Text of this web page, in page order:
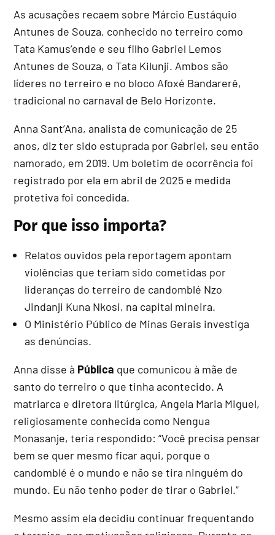
As acusações recaem sobre Márcio Eustáquio
Antunes de Souza, conhecido no terreiro como
Tata Kamus’ende e seu filho Gabriel Lemos
Antunes de Souza, o Tata Kilunji. Ambos são
líderes no terreiro e no bloco Afoxé Bandarerê,
tradicional no carnaval de Belo Horizonte.
Anna Sant’Ana, analista de comunicação de 25
anos, diz ter sido estuprada por Gabriel, seu então
namorado, em 2019. Um boletim de ocorrência foi
registrado por ela em abril de 2025 e medida
protetiva foi concedida.
Por que isso importa?
Relatos ouvidos pela reportagem apontam
violências que teriam sido cometidas por
lideranças do terreiro de candomblé Nzo
Jindanji Kuna Nkosi, na capital mineira.
O Ministério Público de Minas Gerais investiga
as denúncias.
Anna disse à Pública que comunicou à mãe de
santo do terreiro o que tinha acontecido. A
matriarca e diretora litúrgica, Angela Maria Miguel,
religiosamente conhecida como Nengua
Monasanje, teria respondido: “Você precisa pensar
bem se quer mesmo ficar aqui, porque o
candomblé é o mundo e não se tira ninguém do
mundo. Eu não tenho poder de tirar o Gabriel.”
Mesmo assim ela decidiu continuar frequentando